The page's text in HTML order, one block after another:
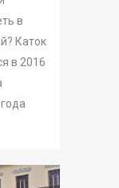
в
Каток
в 2016